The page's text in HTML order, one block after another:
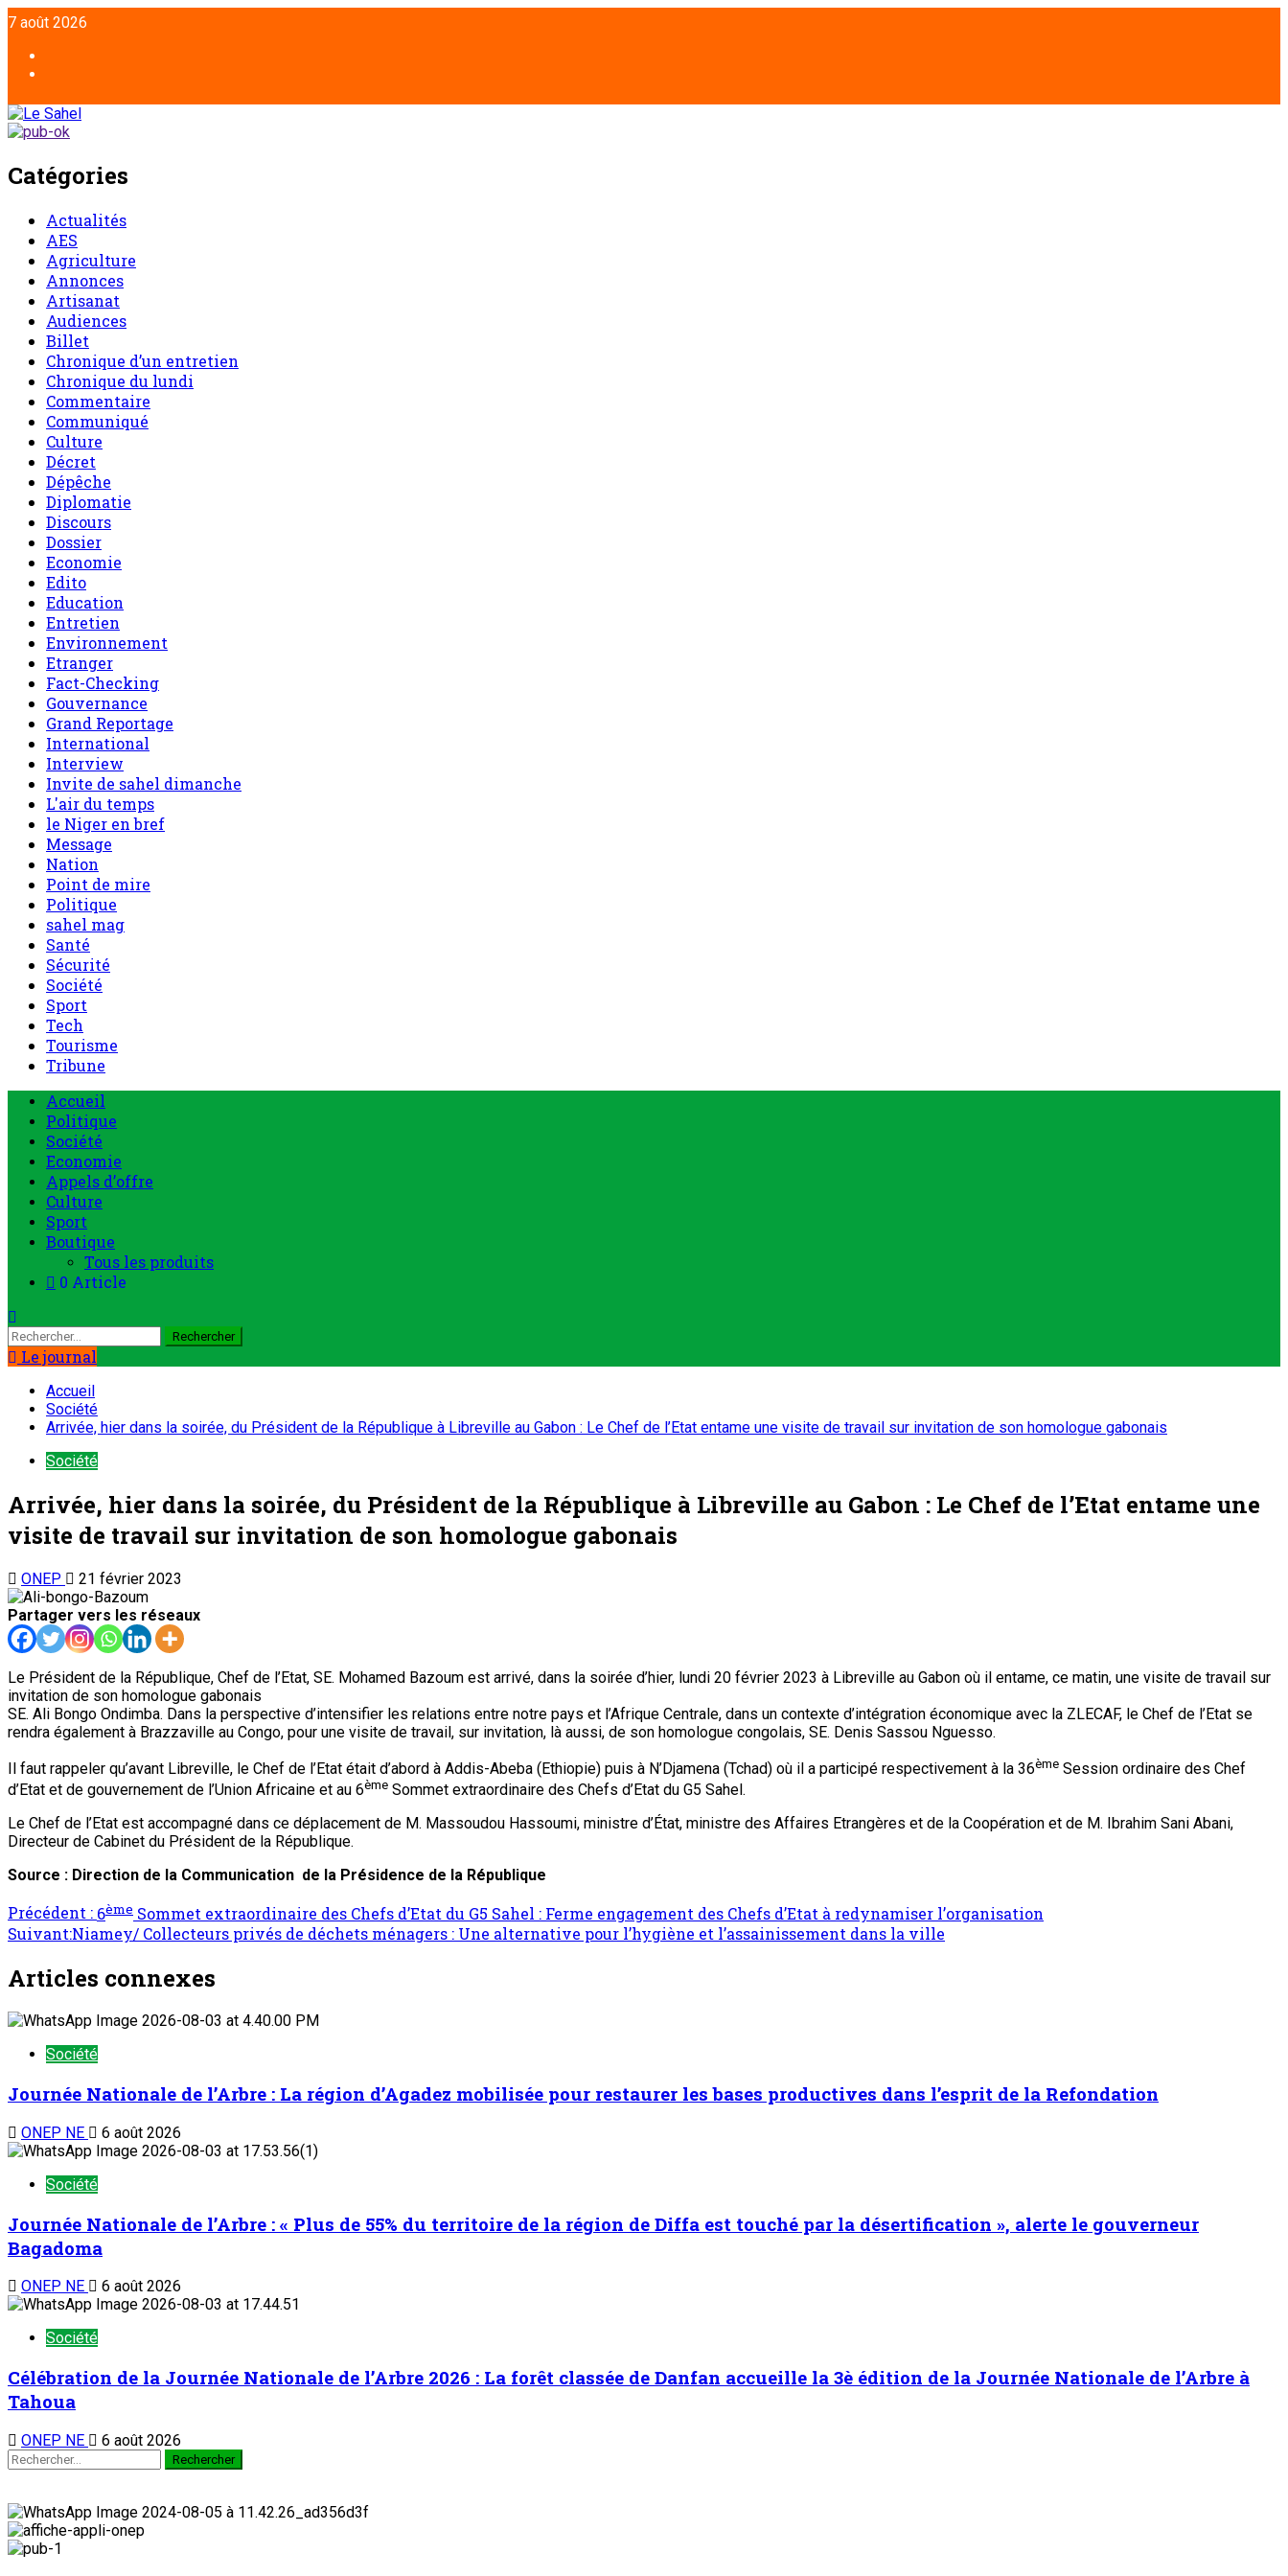
7 août 2026
Catégories
Actualités
AES
Agriculture
Annonces
Artisanat
Audiences
Billet
Chronique d’un entretien
Chronique du lundi
Commentaire
Communiqué
Culture
Décret
Dépêche
Diplomatie
Discours
Dossier
Economie
Edito
Education
Entretien
Environnement
Etranger
Fact-Checking
Gouvernance
Grand Reportage
International
Interview
Invite de sahel dimanche
L'air du temps
le Niger en bref
Message
Nation
Point de mire
Politique
sahel mag
Santé
Sécurité
Société
Sport
Tech
Tourisme
Tribune
Accueil
Politique
Société
Economie
Appels d’offre
Culture
Sport
Boutique
Tous les produits
0 Article
Le journal
Accueil
Société
Arrivée, hier dans la soirée, du Président de la République à Libreville au Gabon : Le Chef de l’Etat entame une visite de travail sur invitation de son homologue gabonais
Société
Arrivée, hier dans la soirée, du Président de la République à Libreville au Gabon : Le Chef de l’Etat entame une
visite de travail sur invitation de son homologue gabonais
ONEP
21 février 2023
Partager vers les réseaux
Le Président de la République, Chef de l’Etat, SE. Mohamed Bazoum est arrivé, dans la soirée d’hier, lundi 20 février 2023 à Libreville au Gabon où il entame, ce matin, une visite de travail sur
invitation de son homologue gabonais
SE. Ali Bongo Ondimba. Dans la perspective d’intensifier les relations entre notre pays et l’Afrique Centrale, dans un contexte d’intégration économique avec la ZLECAF, le Chef de l’Etat se
rendra également à Brazzaville au Congo, pour une visite de travail, sur invitation, là aussi, de son homologue congolais, SE. Denis Sassou Nguesso.
Il faut rappeler qu’avant Libreville, le Chef de l’Etat était d’abord à Addis-Abeba (Ethiopie) puis à N’Djamena (Tchad) où il a participé respectivement à la 36ème Session ordinaire des Chef
d’Etat et de gouvernement de l’Union Africaine et au 6ème Sommet extraordinaire des Chefs d’Etat du G5 Sahel.
Le Chef de l’Etat est accompagné dans ce déplacement de M. Massoudou Hassoumi, ministre d’État, ministre des Affaires Etrangères et de la Coopération et de M. Ibrahim Sani Abani,
Directeur de Cabinet du Président de la République.
Source : Direction de la Communication de la Présidence de la République
Précédent : 6ème Sommet extraordinaire des Chefs d’Etat du G5 Sahel : Ferme engagement des Chefs d’Etat à redynamiser l’organisation
Suivant:Niamey/ Collecteurs privés de déchets ménagers : Une alternative pour l’hygiène et l’assainissement dans la ville
Articles connexes
Société
Journée Nationale de l’Arbre : La région d’Agadez mobilisée pour restaurer les bases productives dans l’esprit de la Refondation
ONEP NE 6 août 2026
Société
Journée Nationale de l’Arbre : « Plus de 55% du territoire de la région de Diffa est touché par la désertification », alerte le gouverneur
Bagadoma
ONEP NE 6 août 2026
Société
Célébration de la Journée Nationale de l’Arbre 2026 : La forêt classée de Danfan accueille la 3è édition de la Journée Nationale de l’Arbre à
Tahoua
ONEP NE 6 août 2026